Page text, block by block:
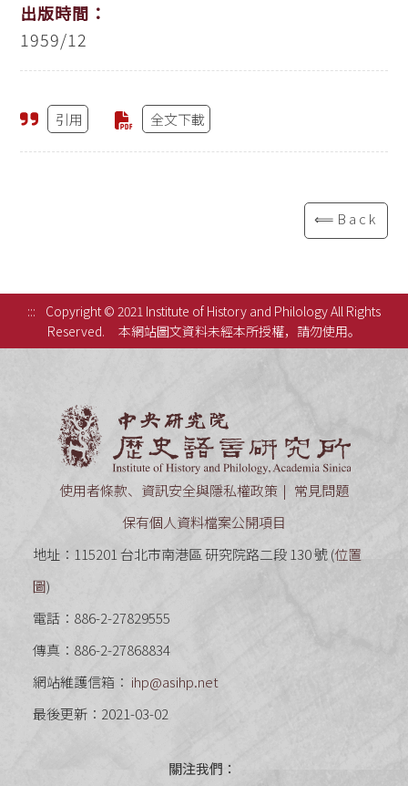
出版時間：
1959/12
引用 全文下載
⟸Back
:::
Copyright © 2021 Institute of History and Philology All Rights
Reserved.
本網站圖文資料未經本所授權，請勿使用。
使用者條款、資訊安全與隱私權政策
常見問題
保有個人資料檔案公開項目
地址：115201 台北市南港區 研究院路二段 130 號 (位置
圖)
電話：886-2-27829555
傳真：886-2-27868834
網站維護信箱： ihp@asihp.net
最後更新：2021-03-02
關注我們：